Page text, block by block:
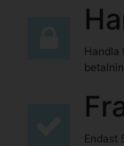
Handla
Endast